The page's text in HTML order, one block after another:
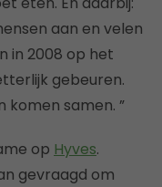
aan en velen
in 2008 op het
gebeuren.
komen samen. ”
op Hyves.
gevraagd om